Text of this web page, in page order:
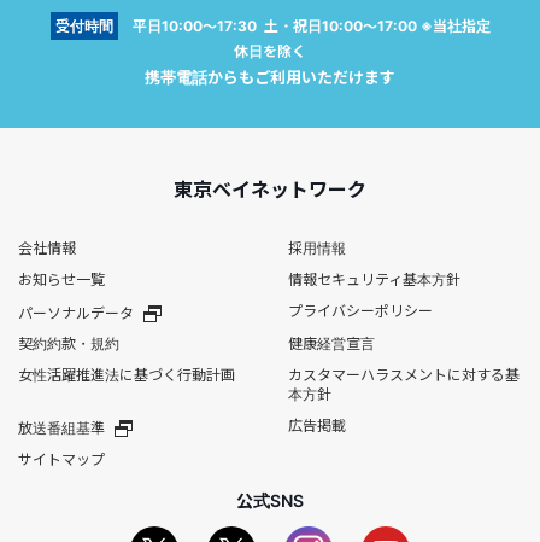
受付時間
平日10:00～17:30 土・祝日10:00～17:00 ※当社指定
休日を除く
携帯電話からもご利用いただけます
東京ベイネットワーク
会社情報
採用情報
お知らせ一覧
情報セキュリティ基本方針
パーソナルデータ
プライバシーポリシー
契約約款・規約
健康経営宣言
女性活躍推進法に基づく行動計画
カスタマーハラスメントに対する基
本方針
放送番組基準
広告掲載
サイトマップ
公式SNS